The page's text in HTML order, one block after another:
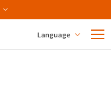
Language